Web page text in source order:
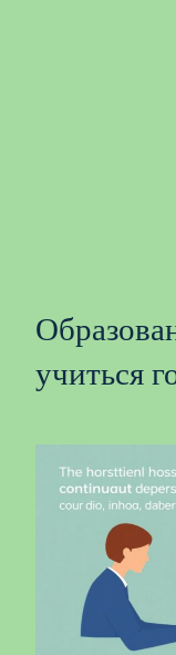
учиться